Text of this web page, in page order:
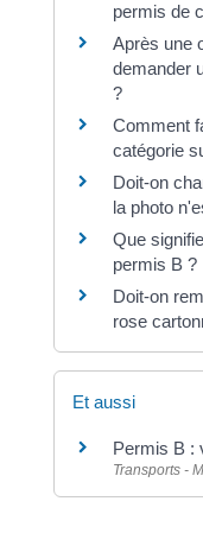
permis de
Après une
demander
?
Comment
catégorie
Doit-on
la photo
Que
permis B ?
Doit-on
rose
Et aussi
Permis B :
Transports -